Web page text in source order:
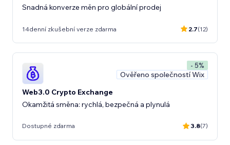
Snadná konverze měn pro globální prodej
14denní zkušební verze zdarma 2.7(12)
- 5%
Ověřeno společností Wix
Web3.0 Crypto Exchange
Okamžitá směna: rychlá, bezpečná a plynulá
Dostupné zdarma 3.8(7)